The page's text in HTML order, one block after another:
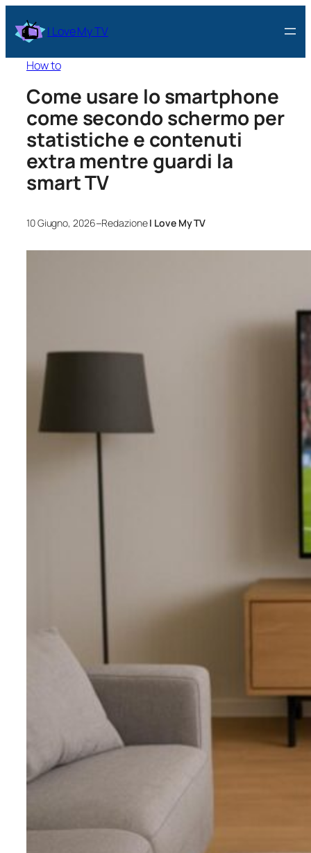
I Love My TV
How to
Come usare lo smartphone
come secondo schermo per
statistiche e contenuti
extra mentre guardi la
smart TV
10 Giugno, 2026–RedazioneI Love My TV